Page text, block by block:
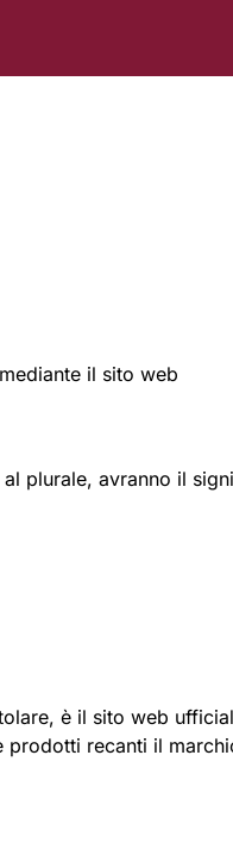
il sito web
plurale, avranno il
è il sito web
prodotti recanti il